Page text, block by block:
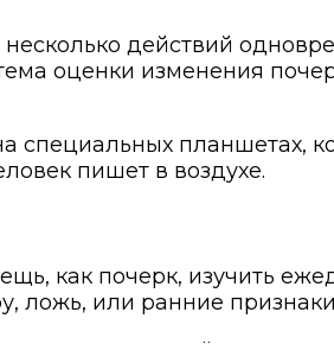
действий
оценки изменения
специальных планшетах,
пишет в воздухе.
как почерк, изучить
ложь, или ранние